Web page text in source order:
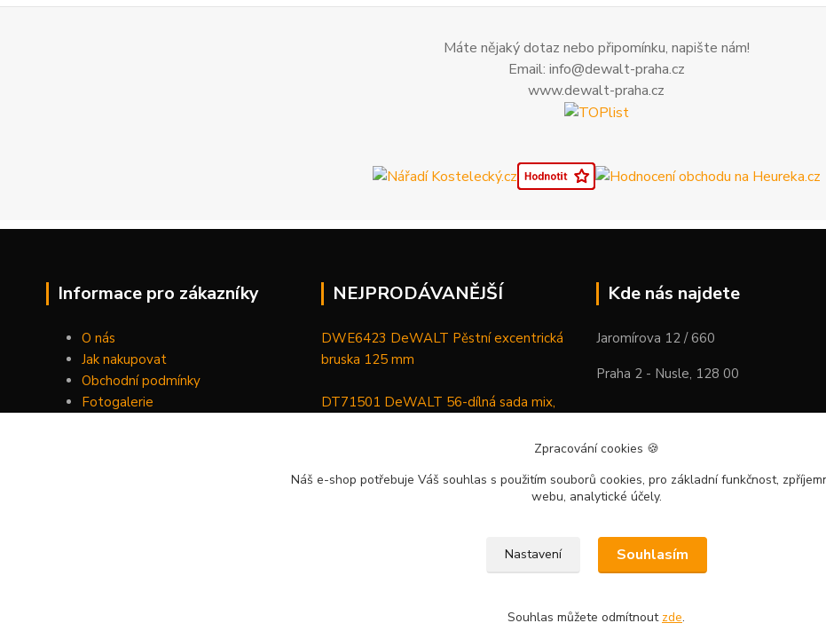
Máte nějaký dotaz nebo připomínku, napište nám!
Email: info@dewalt-praha.cz
www.dewalt-praha.cz
Informace pro zákazníky
O nás
Jak nakupovat
Obchodní podmínky
Fotogalerie
NEJPRODÁVANĚJŠÍ
DWE6423 DeWALT Pěstní excentrická
bruska 125 mm
DT71501 DeWALT 56-dílná sada mix,
maznice 18 V XR Li-Ion samostatný stroj
Kde nás najdete
Jaromírova 12 / 660
Praha 2 - Nusle, 128 00
Zpracování cookies 🍪
Náš e-shop potřebuje Váš souhlas s použitím souborů cookies, pro základní funkčnost,
webu, analytické účely.
Nastavení Souhlasím
Souhlas můžete odmítnout zde.